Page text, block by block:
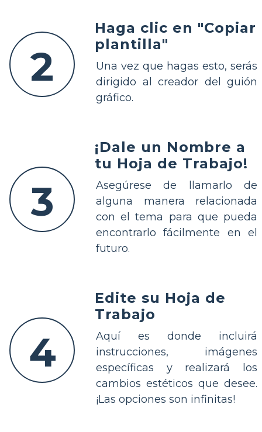
2
Haga clic en "Copiar
plantilla"
Una vez que hagas esto, serás
dirigido al creador del guión
gráfico.
3
¡Dale un Nombre a
tu Hoja de Trabajo!
Asegúrese de llamarlo de
alguna manera relacionada
con el tema para que pueda
encontrarlo fácilmente en el
futuro.
4
Edite su Hoja de
Trabajo
Aquí es donde incluirá
instrucciones, imágenes
específicas y realizará los
cambios estéticos que desee.
¡Las opciones son infinitas!